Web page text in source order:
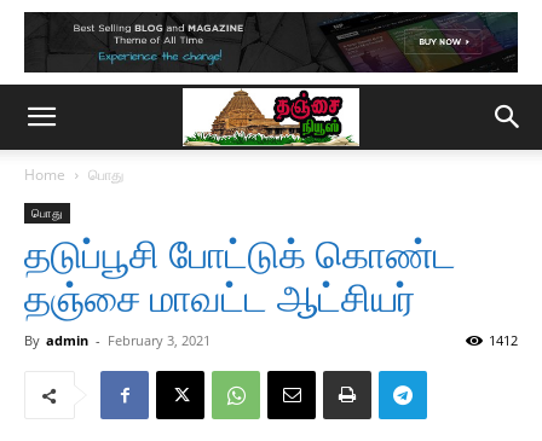
Home பொது
பொது
தடுப்பூசி போட்டுக் கொண்ட
தஞ்சை மாவட்ட ஆட்சியர்
By admin - February 3, 2021 1412